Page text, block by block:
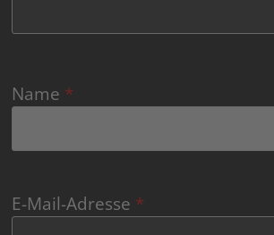
Name *
E-Mail-Adresse *